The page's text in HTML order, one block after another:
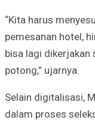
“Kita harus
pemesanan hotel,
bisa lagi dikerjakan
potong,” ujarnya.
Selain digitalisasi,
dalam proses